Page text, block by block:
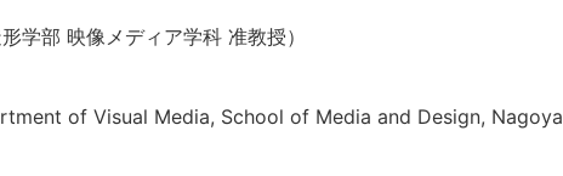
学部 映像メディア学科 准教授）
of Visual Media, School of Media and Design, Nagoya